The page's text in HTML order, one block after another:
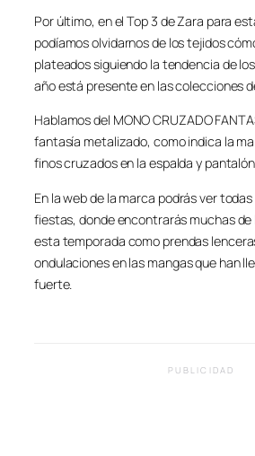
Por último, en el Top 3 de Zara para
podíamos olvidarnos de los tejidos
plateados siguiendo la tendencia de
año está presente en las colecciones
Hablamos del MONO CRUZADO
fantasía metalizado, como indica la
finos cruzados en la espalda y
En la web de la marca podrás ver
fiestas, donde encontrarás muchas
esta temporada como prendas
ondulaciones en las mangas que han
fuerte.
PUBLICIDAD